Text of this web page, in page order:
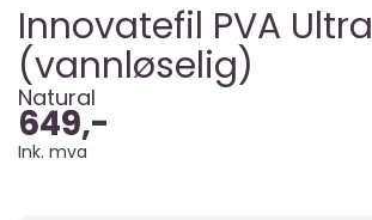
Innovatefil PVA Ultra
(vannløselig)
Natural
649,-
Ink. mva